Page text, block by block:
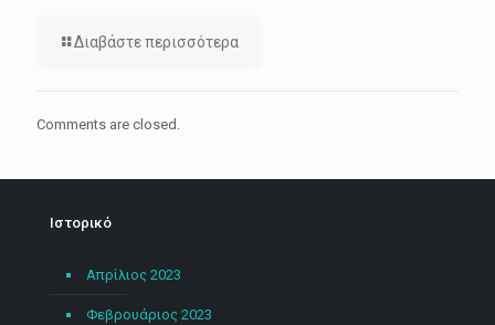
Διαβάστε περισσότερα
Comments are closed.
Ιστορικό
Απρίλιος 2023
Φεβρουάριος 2023